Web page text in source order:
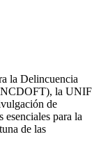
la Delincuencia
la UNIF
de
para la
de las